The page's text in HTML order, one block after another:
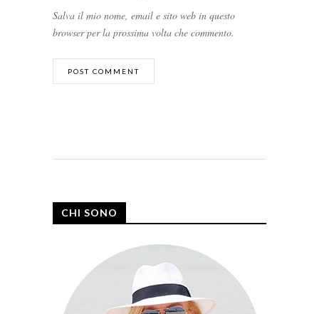
Salva il mio nome, email e sito web in questo
browser per la prossima volta che commento.
CHI SONO